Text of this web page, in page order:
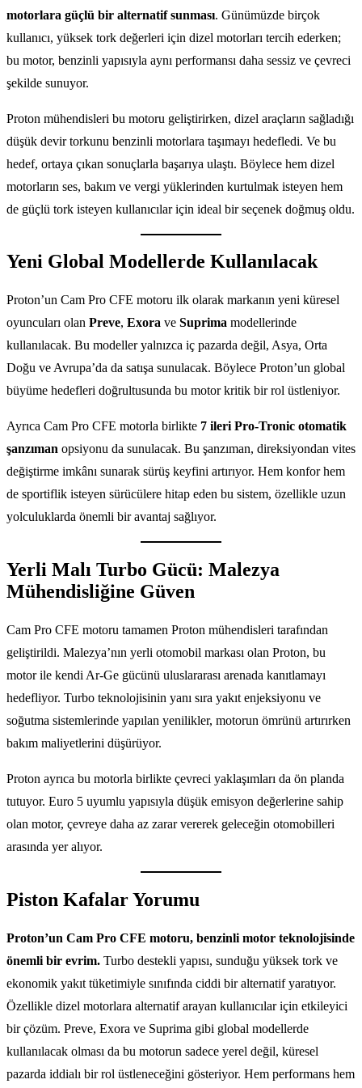
motorlara güçlü bir alternatif sunması. Günümüzde birçok
kullanıcı, yüksek tork değerleri için dizel motorları tercih ederken;
bu motor, benzinli yapısıyla aynı performansı daha sessiz ve çevreci
şekilde sunuyor.
Proton mühendisleri bu motoru geliştirirken, dizel araçların sağladığı
düşük devir torkunu benzinli motorlara taşımayı hedefledi. Ve bu
hedef, ortaya çıkan sonuçlarla başarıya ulaştı. Böylece hem dizel
motorların ses, bakım ve vergi yüklerinden kurtulmak isteyen hem
de güçlü tork isteyen kullanıcılar için ideal bir seçenek doğmuş oldu.
Yeni Global Modellerde Kullanılacak
Proton’un Cam Pro CFE motoru ilk olarak markanın yeni küresel
oyuncuları olan Preve, Exora ve Suprima modellerinde
kullanılacak. Bu modeller yalnızca iç pazarda değil, Asya, Orta
Doğu ve Avrupa’da da satışa sunulacak. Böylece Proton’un global
büyüme hedefleri doğrultusunda bu motor kritik bir rol üstleniyor.
Ayrıca Cam Pro CFE motorla birlikte 7 ileri Pro-Tronic otomatik
şanzıman opsiyonu da sunulacak. Bu şanzıman, direksiyondan vites
değiştirme imkânı sunarak sürüş keyfini artırıyor. Hem konfor hem
de sportiflik isteyen sürücülere hitap eden bu sistem, özellikle uzun
yolculuklarda önemli bir avantaj sağlıyor.
Yerli Malı Turbo Gücü: Malezya
Mühendisliğine Güven
Cam Pro CFE motoru tamamen Proton mühendisleri tarafından
geliştirildi. Malezya’nın yerli otomobil markası olan Proton, bu
motor ile kendi Ar-Ge gücünü uluslararası arenada kanıtlamayı
hedefliyor. Turbo teknolojisinin yanı sıra yakıt enjeksiyonu ve
soğutma sistemlerinde yapılan yenilikler, motorun ömrünü artırırken
bakım maliyetlerini düşürüyor.
Proton ayrıca bu motorla birlikte çevreci yaklaşımları da ön planda
tutuyor. Euro 5 uyumlu yapısıyla düşük emisyon değerlerine sahip
olan motor, çevreye daha az zarar vererek geleceğin otomobilleri
arasında yer alıyor.
Piston Kafalar Yorumu
Proton’un Cam Pro CFE motoru, benzinli motor teknolojisinde
önemli bir evrim. Turbo destekli yapısı, sunduğu yüksek tork ve
ekonomik yakıt tüketimiyle sınıfında ciddi bir alternatif yaratıyor.
Özellikle dizel motorlara alternatif arayan kullanıcılar için etkileyici
bir çözüm. Preve, Exora ve Suprima gibi global modellerde
kullanılacak olması da bu motorun sadece yerel değil, küresel
pazarda iddialı bir rol üstleneceğini gösteriyor. Hem performans hem